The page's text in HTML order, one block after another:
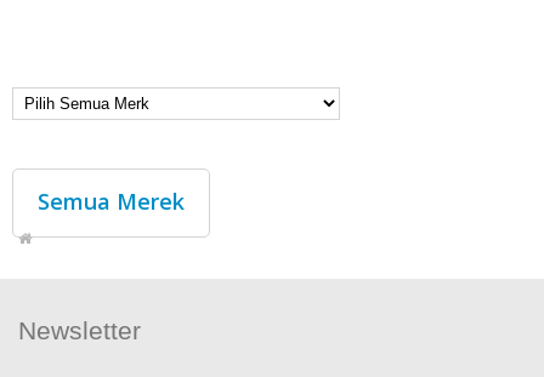
Semua Merek
Newsletter